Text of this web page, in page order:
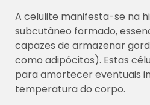
A celulite manifesta-se na
subcutâneo formado,
capazes de armazenar
como adipócitos). Estas
para amortecer eventuais
temperatura do corpo.